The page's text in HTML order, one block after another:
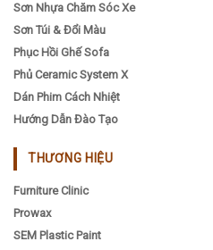
Sơn Nhựa Chăm Sóc Xe
Sơn Túi & Đổi Màu
Phục Hồi Ghế Sofa
Phủ Ceramic System X
Dán Phim Cách Nhiệt
Hướng Dẫn Đào Tạo
THƯƠNG HIỆU
Furniture Clinic
Prowax
SEM Plastic Paint